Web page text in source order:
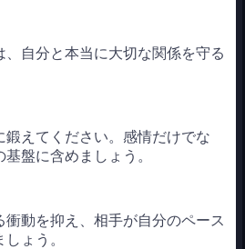
、自分と本当に大切な関係を守る
えてください。感情だけでな
盤に含めましょう。
動を抑え、相手が自分のペース
ょう。